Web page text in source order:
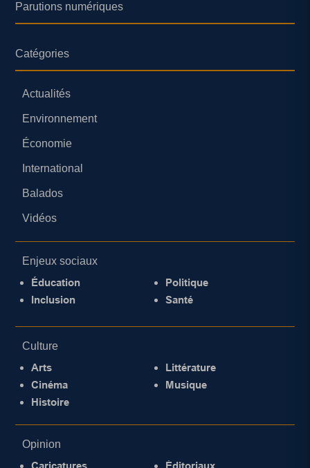
Parutions numériques
Catégories
Actualités
Environnement
Économie
International
Balados
Vidéos
Enjeux sociaux
Éducation
Inclusion
Politique
Santé
Culture
Arts
Cinéma
Histoire
Littérature
Musique
Opinion
Caricatures
Éditoriaux